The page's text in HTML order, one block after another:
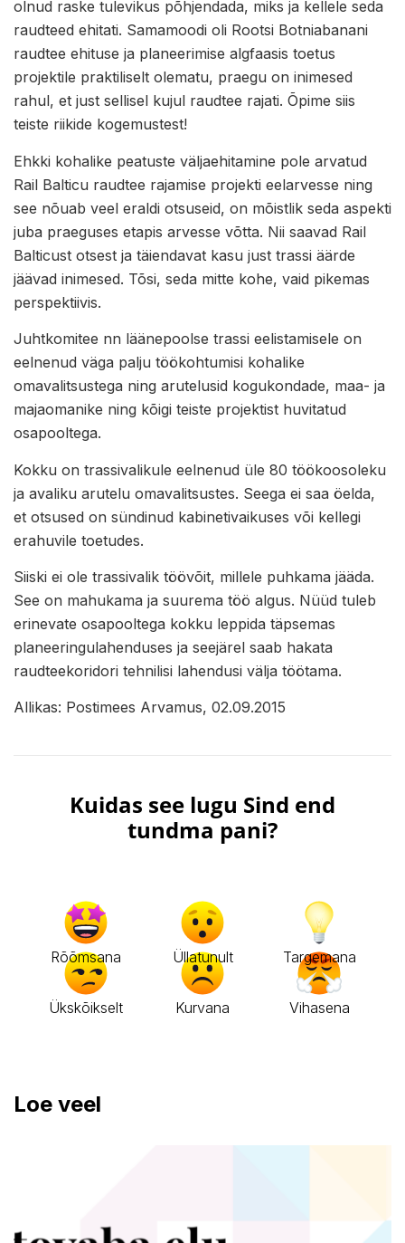
olnud raske tulevikus põhjendada, miks ja kellele seda
raudteed ehitati. Samamoodi oli Rootsi Botniabanani
raudtee ehituse ja planeerimise algfaasis toetus
projektile praktiliselt olematu, praegu on inimesed
rahul, et just sellisel kujul raudtee rajati. Õpime siis
teiste riikide kogemustest!
Ehkki kohalike peatuste väljaehitamine pole arvatud
Rail Balticu raudtee rajamise projekti eelarvesse ning
see nõuab veel eraldi otsuseid, on mõistlik seda aspekti
juba praeguses etapis arvesse võtta. Nii saavad Rail
Balticust otsest ja täiendavat kasu just trassi äärde
jäävad inimesed. Tõsi, seda mitte kohe, vaid pikemas
perspektiivis.
Juhtkomitee nn läänepoolse trassi eelistamisele on
eelnenud väga palju töökohtumisi kohalike
omavalitsustega ning arutelusid kogukondade, maa- ja
majaomanike ning kõigi teiste projektist huvitatud
osapooltega.
Kokku on trassivalikule eelnenud üle 80 töökoosoleku
ja avaliku arutelu omavalitsustes. Seega ei saa öelda,
et otsused on sündinud kabinetivaikuses või kellegi
erahuvile toetudes.
Siiski ei ole trassivalik töövõit, millele puhkama jääda.
See on mahukama ja suurema töö algus. Nüüd tuleb
erinevate osapooltega kokku leppida täpsemas
planeeringulahenduses ja seejärel saab hakata
raudteekoridori tehnilisi lahendusi välja töötama.
Allikas: Postimees Arvamus, 02.09.2015
Kuidas see lugu Sind end
tundma pani?
Rõõmsana Üllatunult Targemana
Ükskõikselt Kurvana Vihasena
Loe veel